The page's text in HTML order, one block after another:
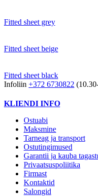
Fitted sheet grey
Fitted sheet beige
Fitted sheet black
Infoliin +372 6730822
KLIENDI INFO
Ostuabi
Maksmine
Tarneag ja transport
Ostutingimused
Garantii ja kauba
Privaatsuspoliitika
Firmast
Kontaktid
Salongid